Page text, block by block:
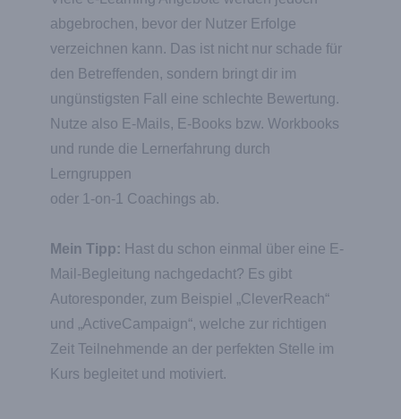
abgebrochen, bevor der Nutzer Erfolge
verzeichnen kann. Das ist nicht nur schade für
den Betreffenden, sondern bringt dir im
ungünstigsten Fall eine schlechte Bewertung.
Nutze also E-Mails, E-Books bzw. Workbooks
und runde die Lernerfahrung durch
Lerngruppen
oder 1-on-1 Coachings ab.
Mein Tipp: Hast du schon einmal über eine E-
Mail-Begleitung nachgedacht? Es gibt
Autoresponder, zum Beispiel „CleverReach“
und „ActiveCampaign“, welche zur richtigen
Zeit Teilnehmende an der perfekten Stelle im
Kurs begleitet und motiviert.